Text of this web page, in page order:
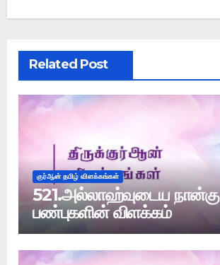
Related Post
குர்ஆன் தமிழ் விளக்கங்கள்
521.அல்லாஹ்வுடைய நான்கு
பண்புகளின் விளக்கம்